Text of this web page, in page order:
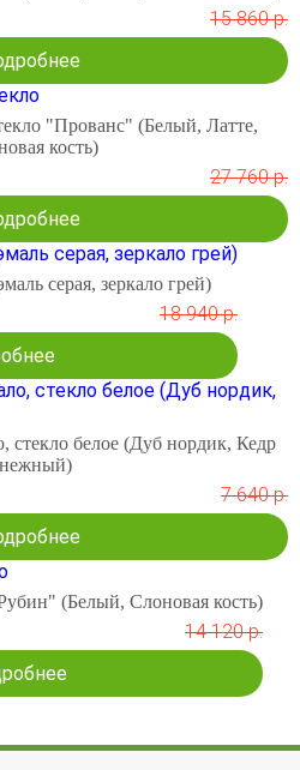
15 860 р.
"Прованс" (Белый, Латте,
кость)
27 760 р.
серая, зеркало грей)
18 940 р.
стекло белое (Дуб нордик, Кедр
7 640 р.
(Белый, Слоновая кость)
14 120 р.